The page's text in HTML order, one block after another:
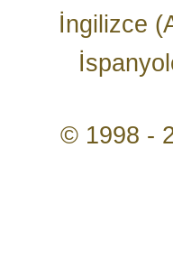
İngilizce
© 1998 -